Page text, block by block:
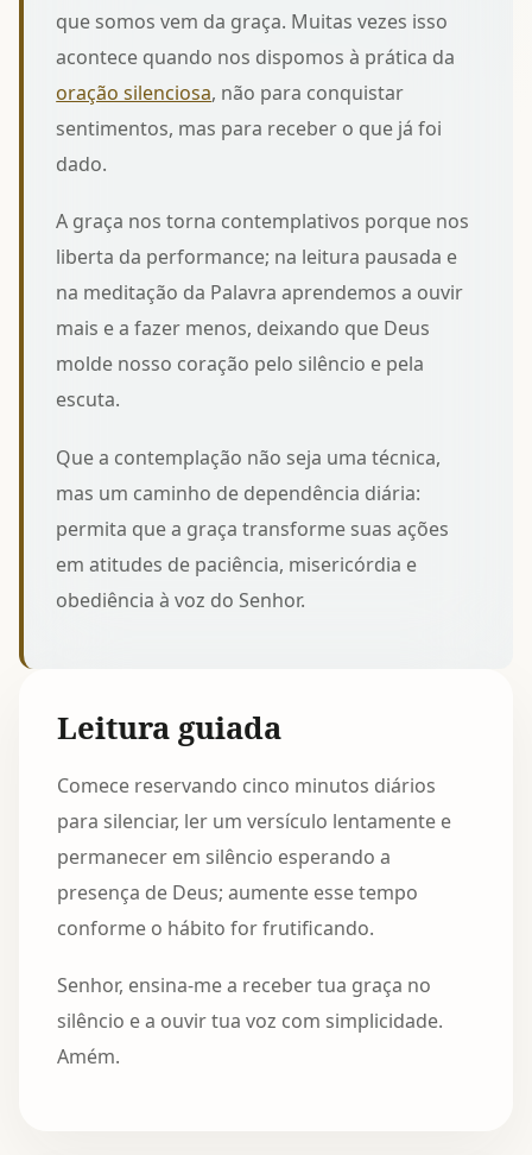
que somos vem da graça. Muitas vezes isso
acontece quando nos dispomos à prática da
oração silenciosa, não para conquistar
sentimentos, mas para receber o que já foi
dado.
A graça nos torna contemplativos porque nos
liberta da performance; na leitura pausada e
na meditação da Palavra aprendemos a ouvir
mais e a fazer menos, deixando que Deus
molde nosso coração pelo silêncio e pela
escuta.
Que a contemplação não seja uma técnica,
mas um caminho de dependência diária:
permita que a graça transforme suas ações
em atitudes de paciência, misericórdia e
obediência à voz do Senhor.
Leitura guiada
Comece reservando cinco minutos diários
para silenciar, ler um versículo lentamente e
permanecer em silêncio esperando a
presença de Deus; aumente esse tempo
conforme o hábito for frutificando.
Senhor, ensina-me a receber tua graça no
silêncio e a ouvir tua voz com simplicidade.
Amém.